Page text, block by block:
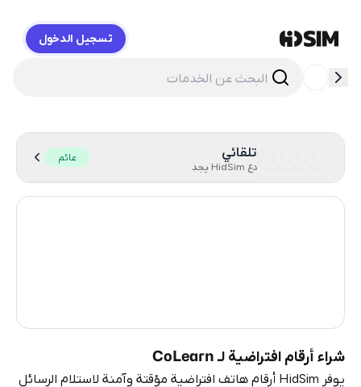
تسجيل الدخول
تلقائي
دع HidSim يجد
عائم
شراء أرقام افتراضية لـ CoLearn
يوفر HidSim أرقام هاتف افتراضية مؤقتة وآمنة لاستلام الرسائل